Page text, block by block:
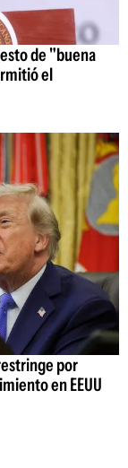
de "buena
el
por
en EEUU